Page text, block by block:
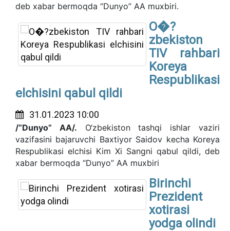
deb xabar bermoqda “Dunyo” AA muxbiri.
O�?
zbekiston
TIV rahbari
Koreya
Respublikasi
elchisini qabul qildi
31.01.2023 10:00
/“Dunyo” AA/. O‘zbekiston tashqi ishlar vaziri
vazifasini bajaruvchi Baxtiyor Saidov kecha Koreya
Respublikasi elchisi Kim Xi Sangni qabul qildi, deb
xabar bermoqda “Dunyo” AA muxbiri
Birinchi
Prezident
xotirasi
yodga olindi